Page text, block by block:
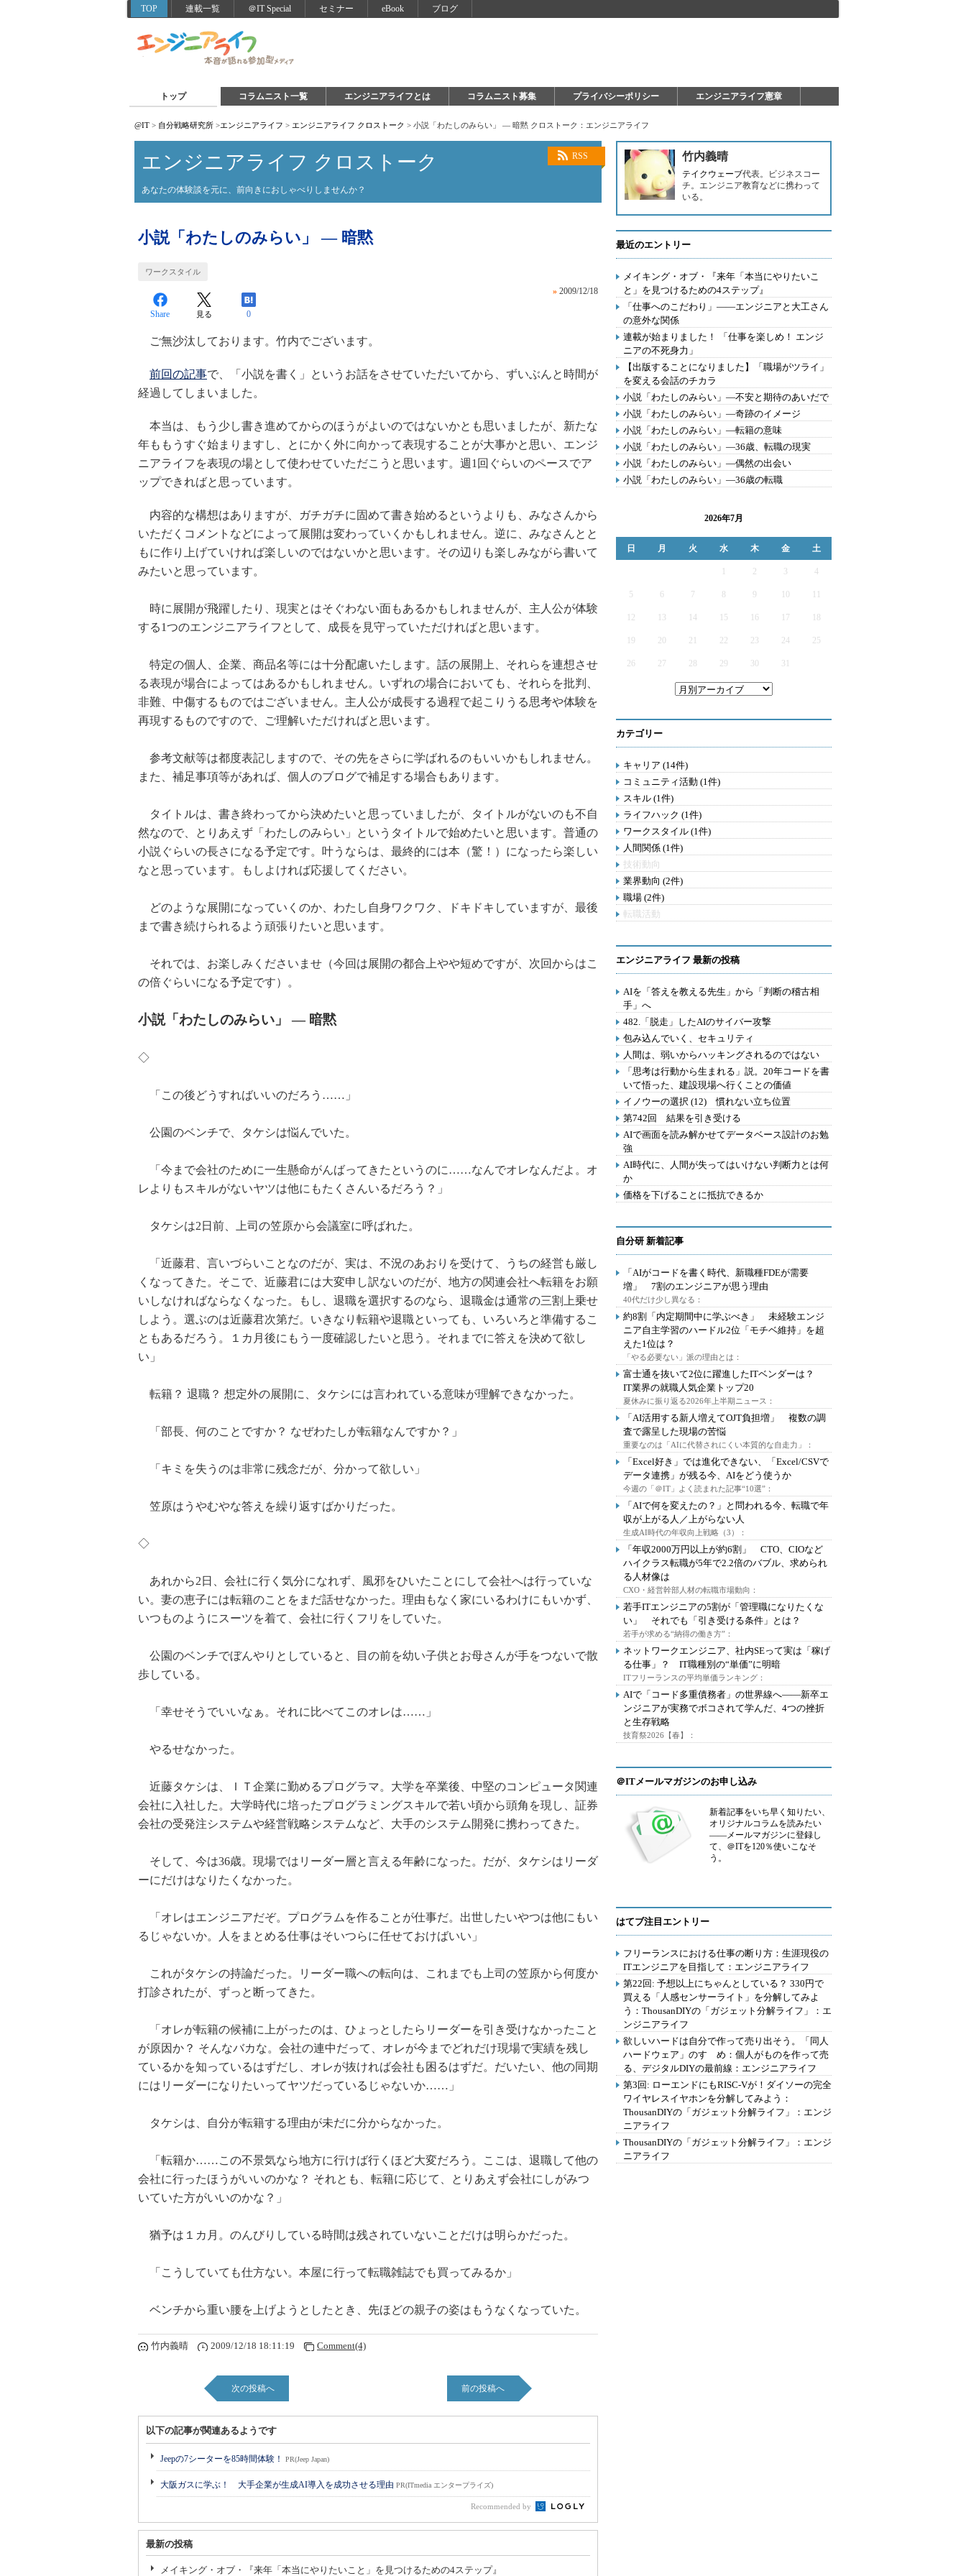
TOP 連載一覧 ＠IT Special セミナー eBook ブログ
トップ コラムニスト一覧 エンジニアライフとは コラムニスト募集 プライバシーポリシー エンジニアライフ憲章
@IT > 自分戦略研究所 >エンジニアライフ > エンジニアライフ クロストーク > 小説「わたしのみらい」 ― 暗黙 クロストーク：エンジニアライフ
RSS
エンジニアライフ クロストーク
あなたの体験談を元に、前向きにおしゃべりしませんか？
小説「わたしのみらい」 ― 暗黙
ワークスタイル
» 2009/12/18
Share 見る 0
ご無沙汰しております。竹内でございます。
前回の記事で、「小説を書く」というお話をさせていただいてから、ずいぶんと時間が
経過してしまいました。
本当は、もう少し書き進めてからのほうがよいのではないかとも思いましたが、新たな
年ももうすぐ始まりますし、とにかく外に向かって表現することが大事かと思い、エンジ
ニアライフを表現の場として使わせていただこうと思います。週1回ぐらいのペースでア
ップできればと思っています。
内容的な構想はありますが、ガチガチに固めて書き始めるというよりも、みなさんから
いただくコメントなどによって展開は変わっていくかもしれません。逆に、みなさんとと
もに作り上げていければ楽しいのではないかと思います。その辺りも楽しみながら書いて
みたいと思っています。
時に展開が飛躍したり、現実とはそぐわない面もあるかもしれませんが、主人公が体験
する1つのエンジニアライフとして、成長を見守っていただければと思います。
特定の個人、企業、商品名等には十分配慮いたします。話の展開上、それらを連想させ
る表現が場合によってはあるかもしれません。いずれの場合においても、それらを批判、
非難、中傷するものではございません。主人公が成長する過程で起こりうる思考や体験を
再現するものですので、ご理解いただければと思います。
参考文献等は都度表記しますので、その先をさらに学ばれるのもいいかもしれません。
また、補足事項等があれば、個人のブログで補足する場合もあります。
タイトルは、書き終わってから決めたいと思っていましたが、タイトルがないのも不自
然なので、とりあえず「わたしのみらい」というタイトルで始めたいと思います。普通の
小説ぐらいの長さになる予定です。叶うならは、最終的には本（驚！）になったら楽しい
なと思っています。もしよければ応援してください。
どのような展開になっていくのか、わたし自身ワクワク、ドキドキしていますが、最後
まで書き続けられるよう頑張りたいと思います。
それでは、お楽しみくださいませ（今回は展開の都合上やや短めですが、次回からはこ
の倍ぐらいになる予定です）。
小説「わたしのみらい」 ― 暗黙
◇
「この後どうすればいいのだろう……」
公園のベンチで、タケシは悩んでいた。
「今まで会社のために一生懸命がんばってきたというのに……なんでオレなんだよ。オ
レよりもスキルがないヤツは他にもたくさんいるだろう？」
タケシは2日前、上司の笠原から会議室に呼ばれた。
「近藤君、言いづらいことなのだが、実は、不況のあおりを受けて、うちの経営も厳し
くなってきた。そこで、近藤君には大変申し訳ないのだが、地方の関連会社へ転籍をお願
いしなければならなくなった。もし、退職を選択するのなら、退職金は通常の三割上乗せ
しよう。選ぶのは近藤君次第だ。いきなり転籍や退職といっても、いろいろと準備するこ
ともあるだろう。１カ月後にもう一度確認したいと思う。それまでに答えを決めて欲し
い」
転籍？ 退職？ 想定外の展開に、タケシには言われている意味が理解できなかった。
「部長、何のことですか？ なぜわたしが転籍なんですか？」
「キミを失うのは非常に残念だが、分かって欲しい」
笠原はうやむやな答えを繰り返すばかりだった。
◇
あれから2日、会社に行く気分になれず、風邪をひいたことにして会社へは行っていな
い。妻の恵子には転籍のことをまだ話せなかった。理由もなく家にいるわけにもいかず、
いつものようにスーツを着て、会社に行くフリをしていた。
公園のベンチでぼんやりとしていると、目の前を幼い子供とお母さんが手をつないで散
歩している。
「幸せそうでいいなぁ。それに比べてこのオレは……」
やるせなかった。
近藤タケシは、ＩＴ企業に勤めるプログラマ。大学を卒業後、中堅のコンピュータ関連
会社に入社した。大学時代に培ったプログラミングスキルで若い頃から頭角を現し、証券
会社の受発注システムや経営戦略システムなど、大手のシステム開発に携わってきた。
そして、今は36歳。現場ではリーダー層と言える年齢になった。だが、タケシはリーダ
ーにだけはなりたくなかった。
「オレはエンジニアだぞ。プログラムを作ることが仕事だ。出世したいやつは他にもい
るじゃないか。人をまとめる仕事はそいつらに任せておけばいい」
これがタケシの持論だった。リーダー職への転向は、これまでも上司の笠原から何度か
打診されたが、ずっと断ってきた。
「オレが転籍の候補に上がったのは、ひょっとしたらリーダーを引き受けなかったこと
が原因か？ そんなバカな。会社の連中だって、オレが今までどれだけ現場で実績を残し
ているかを知っているはずだし、オレが抜ければ会社も困るはずだ。だいたい、他の同期
にはリーダーになりたいってヤツだっているじゃないか……」
タケシは、自分が転籍する理由が未だに分からなかった。
「転籍か……この不景気なら地方に行けば行くほど大変だろう。ここは、退職して他の
会社に行ったほうがいいのかな？ それとも、転籍に応じて、とりあえず会社にしがみつ
いていた方がいいのかな？」
猶予は１カ月。のんびりしている時間は残されていないことだけは明らかだった。
「こうしていても仕方ない。本屋に行って転職雑誌でも買ってみるか」
ベンチから重い腰を上げようとしたとき、先ほどの親子の姿はもうなくなっていた。
竹内義晴 2009/12/18 18:11:19 Comment(4)
次の投稿へ 前の投稿へ
以下の記事が関連あるようです
Jeepの7シーターを85時間体験！ PR(Jeep Japan)
大阪ガスに学ぶ！ 大手企業が生成AI導入を成功させる理由 PR(ITmedia エンタープライズ)
Recommended by
最新の投稿
メイキング・オブ・『来年「本当にやりたいこと」を見つけるための4ステップ』
竹内義晴
テイクウェーブ代表。ビジネスコー
チ。エンジニア教育などに携わって
いる。
最近のエントリー
メイキング・オブ・『来年「本当にやりたいこ
と」を見つけるための4ステップ』
「仕事へのこだわり」――エンジニアと大工さん
の意外な関係
連載が始まりました！ 「仕事を楽しめ！ エンジ
ニアの不死身力」
【出版することになりました】「職場がツライ」
を変える会話のチカラ
小説「わたしのみらい」―不安と期待のあいだで
小説「わたしのみらい」―奇跡のイメージ
小説「わたしのみらい」―転籍の意味
小説「わたしのみらい」―36歳、転職の現実
小説「わたしのみらい」―偶然の出会い
小説「わたしのみらい」―36歳の転職
2026年7月
日 月 火 水 木 金 土
2 3 4
5 6 7 9
12 13 14 15 16 17
19 20 21 22 23 24 25
26 27 28 29 30 31
カテゴリー
キャリア (14件)
コミュニティ活動 (1件)
スキル (1件)
ライフハック (1件)
ワークスタイル (1件)
人間関係 (1件)
技術動向
業界動向 (2件)
職場 (2件)
転職活動
エンジニアライフ 最新の投稿
AIを「答えを教える先生」から「判断の稽古相
手」へ
482.「脱走」したAIのサイバー攻撃
包み込んでいく、セキュリティ
人間は、弱いからハッキングされるのではない
「思考は行動から生まれる」説。20年コードを書
いて悟った、建設現場へ行くことの価値
イノウーの選択 (12) 慣れない立ち位置
第742回 結果を引き受ける
AIで画面を読み解かせてデータベース設計のお勉
強
AI時代に、人間が失ってはいけない判断力とは何
か
価格を下げることに抵抗できるか
自分研 新着記事
「AIがコードを書く時代、新職種FDEが需要
増」 7割のエンジニアが思う理由
40代だけ少し異なる：
約8割「内定期間中に学ぶべき」 未経験エンジ
ニア自主学習のハードル2位「モチベ維持」を超
えた1位は？
「やる必要ない」派の理由とは：
富士通を抜いて2位に躍進したITベンダーは？
IT業界の就職人気企業トップ20
夏休みに振り返る2026年上半期ニュース：
「AI活用する新人増えてOJT負担増」 複数の調
査で露呈した現場の苦悩
重要なのは「AIに代替されにくい本質的な自走力」：
「Excel好き」では進化できない、「Excel/CSVで
データ連携」が残る今、AIをどう使うか
今週の「＠IT」よく読まれた記事“10選”：
「AIで何を変えたの？」と問われる今、転職で年
収が上がる人／上がらない人
生成AI時代の年収向上戦略（3）：
「年収2000万円以上が約6割」 CTO、CIOなど
ハイクラス転職が5年で2.2倍のバブル、求められ
る人材像は
CXO・経営幹部人材の転職市場動向：
若手ITエンジニアの5割が「管理職になりたくな
い」 それでも「引き受ける条件」とは？
若手が求める“納得の働き方”：
ネットワークエンジニア、社内SEって実は「稼げ
る仕事」？ IT職種別の“単価”に明暗
ITフリーランスの平均単価ランキング：
AIで「コード多重債務者」の世界線へ――新卒エ
ンジニアが実務でボコされて学んだ、4つの挫折
と生存戦略
技育祭2026【春】：
＠ITメールマガジンのお申し込み
新着記事をいち早く知りたい、
オリジナルコラムを読みたい
――メールマガジンに登録し
て、＠ITを120％使いこなそ
う。
はてブ注目エントリー
フリーランスにおける仕事の断り方：生涯現役の
ITエンジニアを目指して：エンジニアライフ
第22回: 予想以上にちゃんとしている？ 330円で
買える「人感センサーライト」を分解してみよ
う：ThousanDIYの「ガジェット分解ライフ」：エ
ンジニアライフ
欲しいハードは自分で作って売り出そう。「同人
ハードウェア」のすゝめ：個人がものを作って売
る、デジタルDIYの最前線：エンジニアライフ
第3回: ローエンドにもRISC-Vが！ダイソーの完全
ワイヤレスイヤホンを分解してみよう：
ThousanDIYの「ガジェット分解ライフ」：エンジ
ニアライフ
ThousanDIYの「ガジェット分解ライフ」：エンジ
ニアライフ